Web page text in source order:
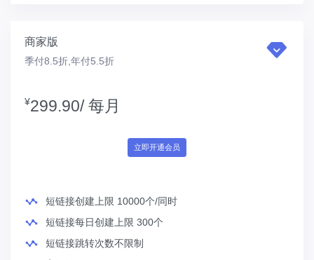
商家版
季付8.5折,年付5.5折
¥299.90/ 每月
立即开通会员
短链接创建上限 10000个/同时
短链接每日创建上限 300个
短链接跳转次数不限制